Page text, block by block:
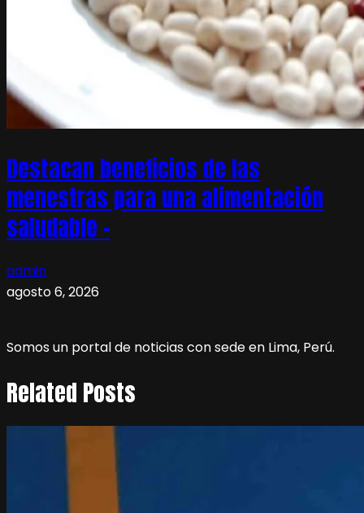
Destacan beneficios de las
menestras para una alimentación
saludable –
admin
agosto 6, 2026
Somos un portal de noticias con sede en Lima, Perú.
Related Posts